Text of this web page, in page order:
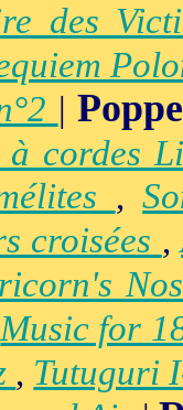
des
|Poppe
à cordes
,
croisées ,
Music for
, Tutuguri